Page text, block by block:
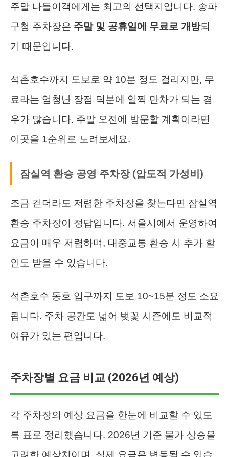
주말 나들이객에게는 최고의 선택지입니다. 송파
구청 주차장은 주말 및 공휴일에 무료로 개방되
기 때문입니다.
석촌호수까지 도보로 약 10분 정도 걸리지만, 무
료라는 엄청난 장점 덕분에 일찍 만차가 되는 경
우가 많습니다. 주말 오전에 방문할 계획이라면
이곳을 1순위로 노려보세요.
잠실역 환승 공영 주차장 (압도적 가성비)
조금 걷더라도 저렴한 주차장을 찾는다면 잠실역
환승 주차장이 정답입니다. 서울시에서 운영하여
요금이 매우 저렴하며, 대중교통 환승 시 추가 할
인도 받을 수 있습니다.
석촌호수 동호 입구까지 도보 10~15분 정도 소요
됩니다. 주차 공간도 넓어 벚꽃 시즌에도 비교적
여유가 있는 편입니다.
주차장별 요금 비교 (2026년 예상)
각 주차장의 예상 요금을 한눈에 비교할 수 있도
록 표로 정리했습니다. 2026년 기준 물가 상승을
고려한 예상치이며, 실제 요금은 변동될 수 있습